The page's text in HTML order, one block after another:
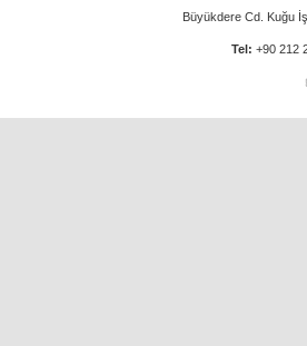
Büyükdere Cd. Kuğu
Tel: +90 212